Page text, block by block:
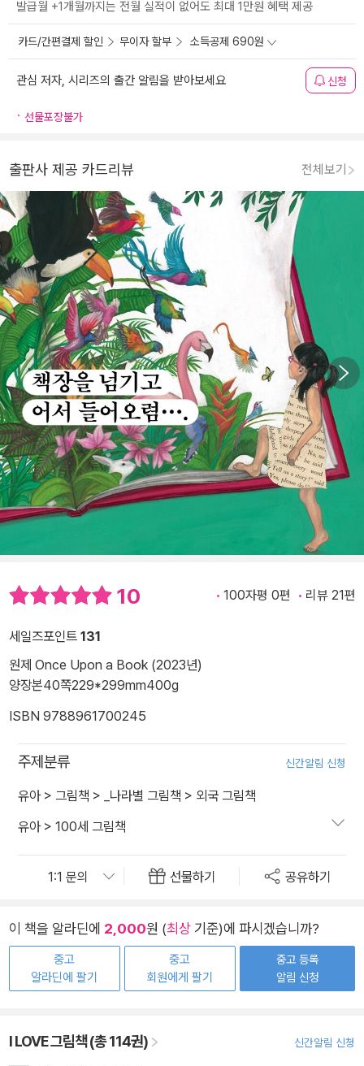
발급월 +1개월까지는 전월 실적이 없어도 최대 1만원 혜택 제공
카드/간편결제 할인 무이자 할부 소득공제 690원
관심 저자, 시리즈의 출간 알림을 받아보세요 신청
선물포장불가
출판사 제공 카드리뷰 전체보기
10 100자평 0편 리뷰 21편
세일즈포인트 131
원제 Once Upon a Book (2023년)
양장본40쪽229*299mm400g
ISBN 9788961700245
주제분류 신간알림 신청
유아> 그림책 > _나라별 그림책 > 외국 그림책
유아> 100세 그림책
선물하기 공유하기
이 책을 알라딘에 2,000원 (최상 기준)에 파시겠습니까?
중고
알라딘에 팔기
중고
회원에게 팔기
중고 등록
알림 신청
I LOVE 그림책 (총 114권) 신간알림 신청